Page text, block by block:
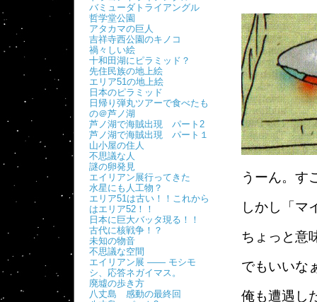
バミューダトライアングル
哲学堂公園
アタカマの巨人
吉祥寺西公園のキノコ
禍々しい絵
十和田湖にピラミッド？
先住民族の地上絵
エリア51の地上絵
日本のピラミッド
日帰り弾丸ツアーで食べたも
の＠芦ノ湖
芦ノ湖で海賊出現 パート2
芦ノ湖で海賊出現 パート１
山小屋の住人
不思議な人
謎の卵発見
エイリアン展行ってきた
水星にも人工物？
エリア51は古い！！これから
はエリア52！！
日本に巨大バッタ現る！！
古代に核戦争！？
未知の物音
不思議な空間
エイリアン展 ―― モシモ
シ、応答ネガイマス。
廃墟の歩き方
八丈島 感動の最終回
うーん。す
しかし「マ
ちょっと意
でもいいな
俺も遭遇し